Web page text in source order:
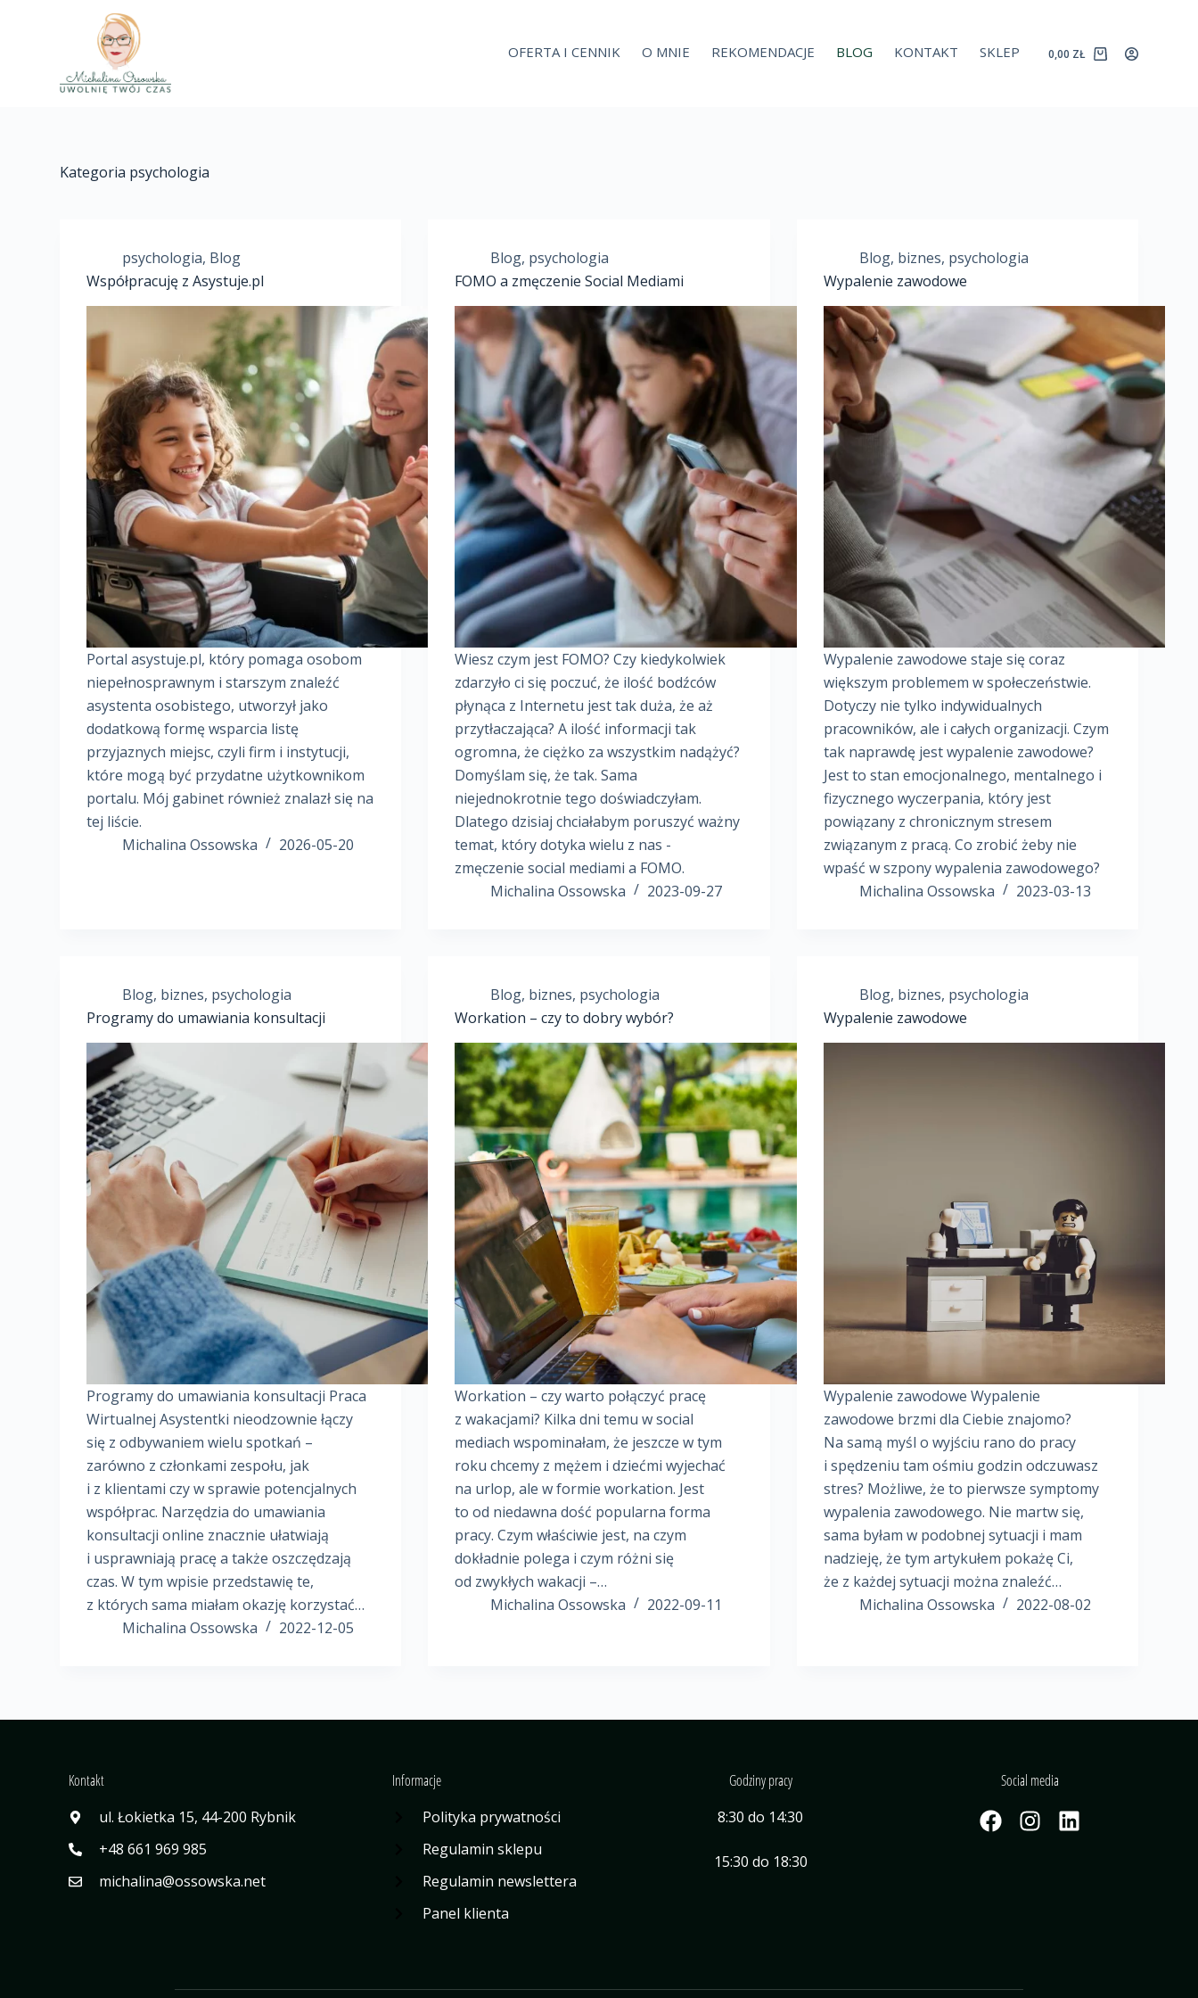
OFERTA I CENNIK O MNIE REKOMENDACJE BLOG KONTAKT SKLEP 0,00 ZŁ
Kategoria psychologia
psychologia, Blog
Współpracuję z Asystuje.pl
Portal asystuje.pl, który pomaga osobom
niepełnosprawnym i starszym znaleźć
asystenta osobistego, utworzył jako
dodatkową formę wsparcia listę
przyjaznych miejsc, czyli firm i instytucji,
które mogą być przydatne użytkownikom
portalu. Mój gabinet również znalazł się na
tej liście.
Michalina Ossowska
2026-05-20
Blog, psychologia
FOMO a zmęczenie Social Mediami
Wiesz czym jest FOMO? Czy kiedykolwiek
zdarzyło ci się poczuć, że ilość bodźców
płynąca z Internetu jest tak duża, że aż
przytłaczająca? A ilość informacji tak
ogromna, że ciężko za wszystkim nadążyć?
Domyślam się, że tak. Sama
niejednokrotnie tego doświadczyłam.
Dlatego dzisiaj chciałabym poruszyć ważny
temat, który dotyka wielu z nas -
zmęczenie social mediami a FOMO.
Michalina Ossowska
2023-09-27
Blog, biznes, psychologia
Wypalenie zawodowe
Wypalenie zawodowe staje się coraz
większym problemem w społeczeństwie.
Dotyczy nie tylko indywidualnych
pracowników, ale i całych organizacji. Czym
tak naprawdę jest wypalenie zawodowe?
Jest to stan emocjonalnego, mentalnego i
fizycznego wyczerpania, który jest
powiązany z chronicznym stresem
związanym z pracą. Co zrobić żeby nie
wpaść w szpony wypalenia zawodowego?
Michalina Ossowska
2023-03-13
Blog, biznes, psychologia
Programy do umawiania konsultacji
Programy do umawiania konsultacji Praca
Wirtualnej Asystentki nieodzownie łączy
się z odbywaniem wielu spotkań –
zarówno z członkami zespołu, jak
i z klientami czy w sprawie potencjalnych
współprac. Narzędzia do umawiania
konsultacji online znacznie ułatwiają
i usprawniają pracę a także oszczędzają
czas. W tym wpisie przedstawię te,
z których sama miałam okazję korzystać…
Michalina Ossowska
2022-12-05
Blog, biznes, psychologia
Workation – czy to dobry wybór?
Workation – czy warto połączyć pracę
z wakacjami? Kilka dni temu w social
mediach wspominałam, że jeszcze w tym
roku chcemy z mężem i dziećmi wyjechać
na urlop, ale w formie workation. Jest
to od niedawna dość popularna forma
pracy. Czym właściwie jest, na czym
dokładnie polega i czym różni się
od zwykłych wakacji –…
Michalina Ossowska
2022-09-11
Blog, biznes, psychologia
Wypalenie zawodowe
Wypalenie zawodowe Wypalenie
zawodowe brzmi dla Ciebie znajomo?
Na samą myśl o wyjściu rano do pracy
i spędzeniu tam ośmiu godzin odczuwasz
stres? Możliwe, że to pierwsze symptomy
wypalenia zawodowego. Nie martw się,
sama byłam w podobnej sytuacji i mam
nadzieję, że tym artykułem pokażę Ci,
że z każdej sytuacji można znaleźć…
Michalina Ossowska
2022-08-02
Kontakt
ul. Łokietka 15, 44-200 Rybnik
+48 661 969 985
michalina@ossowska.net
Informacje
Polityka prywatności
Regulamin sklepu
Regulamin newslettera
Panel klienta
Godziny pracy
8:30 do 14:30
15:30 do 18:30
Social media